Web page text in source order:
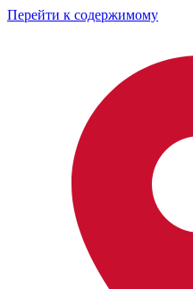
Перейти к содержимому